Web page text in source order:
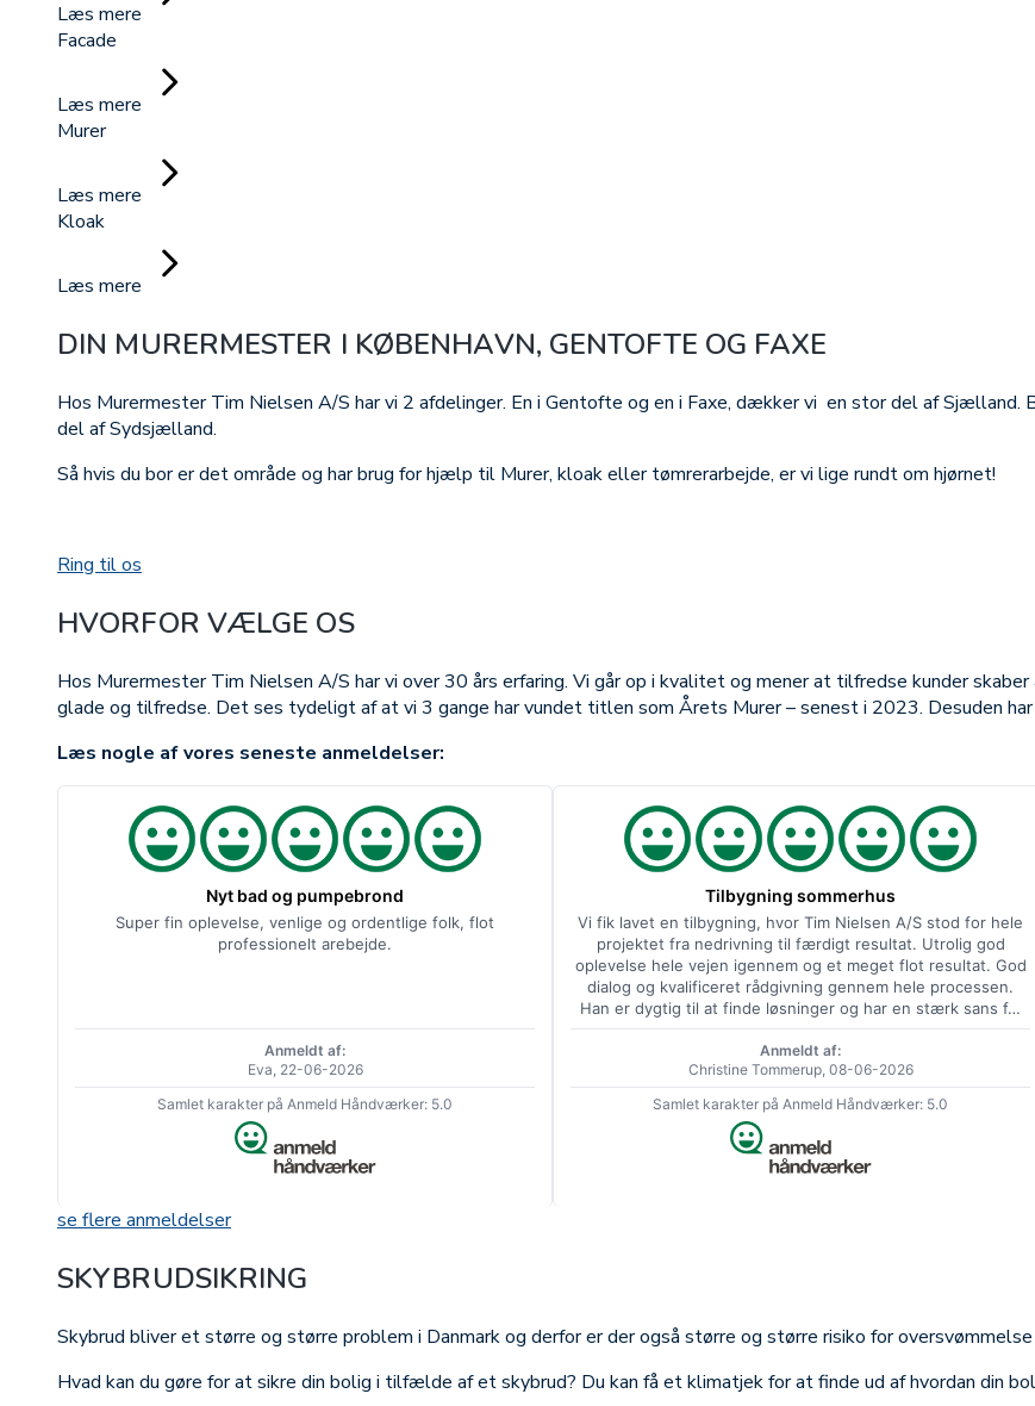
Læs mere
Facade
Læs mere
Murer
Læs mere
Kloak
Læs mere
DIN MURERMESTER I KØBENHAVN, GENTOFTE OG FAXE
Hos Murermester Tim Nielsen A/S har vi 2 afdelinger. En i Gentofte og en i Faxe, dækker vi en stor del af
del af Sydsjælland.
Så hvis du bor er det område og har brug for hjælp til Murer, kloak eller tømrerarbejde, er vi lige rundt om hjørnet!
Ring til os
HVORFOR VÆLGE OS
Hos Murermester Tim Nielsen A/S har vi over 30 års erfaring. Vi går op i kvalitet og mener at tilfredse kunder
glade og tilfredse. Det ses tydeligt af at vi 3 gange har vundet titlen som Årets Murer – senest i 2023. Desuden
Læs nogle af vores seneste anmeldelser:
Nyt bad og pumpebrond
Super fin oplevelse, venlige og ordentlige folk, flot
professionelt arebejde.
Anmeldt af:
Eva, 22-06-2026
Samlet karakter på Anmeld Håndværker: 5.0
Tilbygning sommerhus
Vi fik lavet en tilbygning, hvor Tim Nielsen A/S stod for hele
projektet fra nedrivning til færdigt resultat. Utrolig god
oplevelse hele vejen igennem og et meget flot resultat. God
dialog og kvalificeret rådgivning gennem hele processen.
Han er dygtig til at finde løsninger og har en stærk sans f…
Anmeldt af:
Christine Tommerup, 08-06-2026
Samlet karakter på Anmeld Håndværker: 5.0
se flere anmeldelser
SKYBRUDSIKRING
Skybrud bliver et større og større problem i Danmark og derfor er der også større og større risiko for
Hvad kan du gøre for at sikre din bolig i tilfælde af et skybrud? Du kan få et klimatjek for at finde ud af hvordan din